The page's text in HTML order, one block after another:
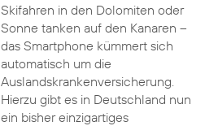
Skifahren in den Dolomiten oder
Sonne tanken auf den Kanaren –
das Smartphone kümmert sich
automatisch um die
Auslandskrankenversicherung.
Hierzu gibt es in Deutschland nun
ein bisher einzigartiges